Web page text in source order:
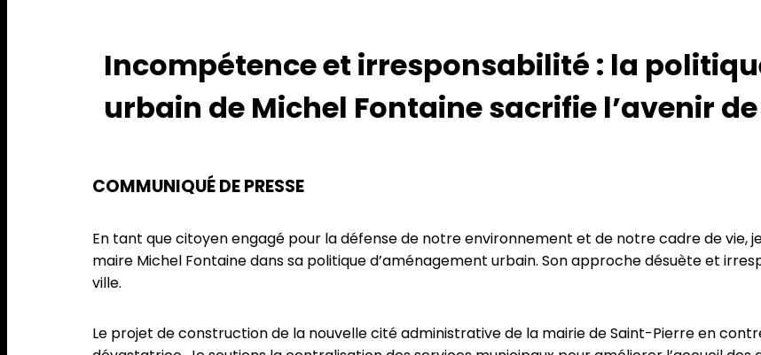
Incompétence et irresponsabilité : la
urbain de Michel Fontaine sacrifie l’avenir
COMMUNIQUÉ DE PRESSE
En tant que citoyen engagé pour la défense de notre environnement et de notre cadre de vie,
maire Michel Fontaine dans sa politique d’aménagement urbain. Son approche désuète et
ville.
Le projet de construction de la nouvelle cité administrative de la mairie de Saint-Pierre en